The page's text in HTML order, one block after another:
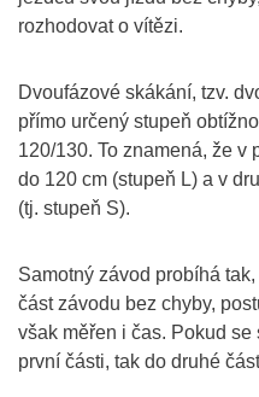
rozhodovat o vítězi.
Dvoufázové skákání, tzv.
přímo určený stupeň
120/130. To znamená, že v
do 120 cm (stupeň L) a v
(tj. stupeň S).
Samotný závod probíhá
část závodu bez chyby,
však měřen i čas. Pokud
první části, tak do druhé